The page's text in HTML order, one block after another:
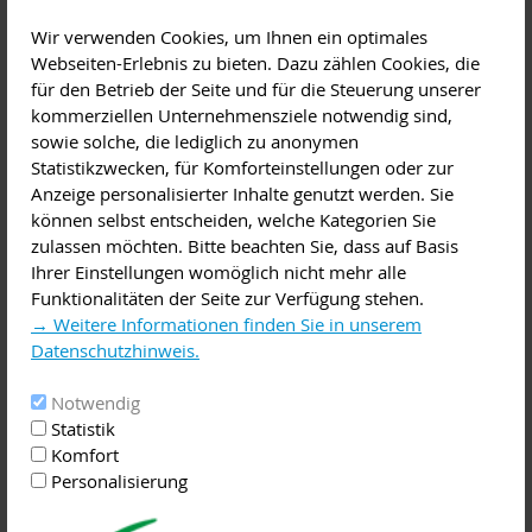
Wir verwenden Cookies, um Ihnen ein optimales
Webseiten-Erlebnis zu bieten. Dazu zählen Cookies, die
für den Betrieb der Seite und für die Steuerung unserer
kommerziellen Unternehmensziele notwendig sind,
sowie solche, die lediglich zu anonymen
Statistikzwecken, für Komforteinstellungen oder zur
Anzeige personalisierter Inhalte genutzt werden. Sie
können selbst entscheiden, welche Kategorien Sie
zulassen möchten. Bitte beachten Sie, dass auf Basis
Ihrer Einstellungen womöglich nicht mehr alle
Funktionalitäten der Seite zur Verfügung stehen.
→ Weitere Informationen finden Sie in unserem
Datenschutzhinweis.
Notwendig
Statistik
Komfort
Personalisierung
diskutiert.
Seminar, Workshop, Kurs
Familienbildung
Diese Veranstaltung im iCal-Format speichern
Sie haben die Möglichkeit, die selbst zubereiteten Breie und
Gläschenkost zu verkosten.
Zusatzinformationen: Die Kleinen können mitgebracht
werden, jedoch liegt die Aufsichtspflicht bei den Eltern.
Bitte einen Behälter für Reste mitbringen.
Jahre sowie Großeltern, Tagesmütter, Erzieher und
Erzieherinnen.
Anzahl Teilnehmer: maximal 12